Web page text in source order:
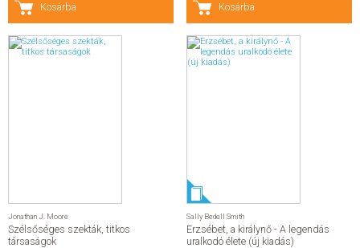
Kosárba Kosárba
Jonathan J. Moore
Szélsőséges szekták, titkos
társaságok
Sally Bedell Smith
Erzsébet, a királynő - A legendás
uralkodó élete (új kiadás)